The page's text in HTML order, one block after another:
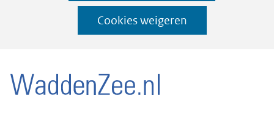
deze
Cookies weigeren
inhoud